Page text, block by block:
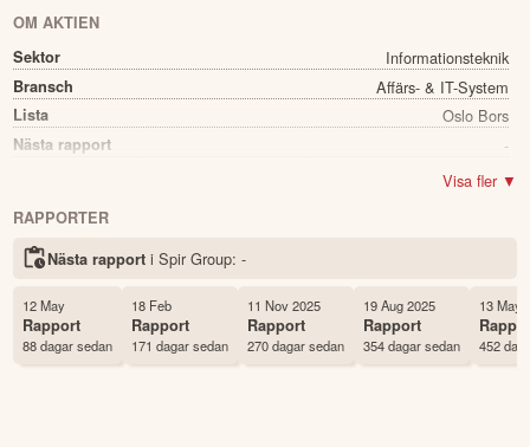
OM AKTIEN
Sektor
Informationsteknik
Bransch Affärs- & IT-System
Lista Oslo Bors
Nästa rapport -
Nej
Status
Första handelsdag 14 Jul 2020
Antal ägare Avanza 24 st
Visa fler ▼
RAPPORTER
Nästa rapport i Spir Group: -
12 May
Rapport
88 dagar sedan
18 Feb
Rapport
171 dagar sedan
11 Nov 2025
Rapport
270 dagar sedan
19 Aug 2025
Rapport
354 dagar sedan
13 May
452